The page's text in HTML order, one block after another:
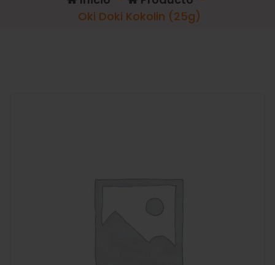
Oki Doki Kokolin (25g)